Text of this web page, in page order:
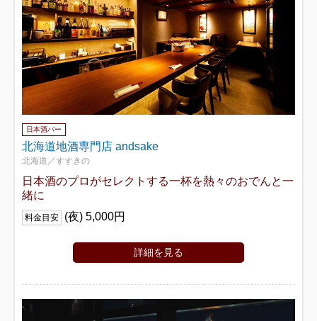
日本酒バー
北海道地酒専門店 andsake
北海道／すすきの
日本酒のプロがセレクトする一杯を熱々のおでんと一
緒に
料金目安 (夜) 5,000円
詳細を見る